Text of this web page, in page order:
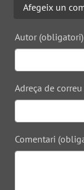
Afegeix un
Autor
Adreça de
Comentari